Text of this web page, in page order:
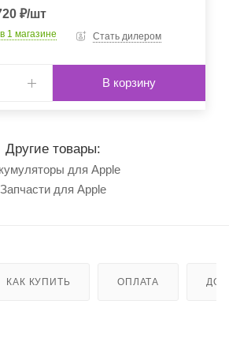
₽/шт
в 1 магазине Стать дилером
В корзину
Другие товары:
для Apple
Запчасти для Apple
КАК КУПИТЬ ОПЛАТА